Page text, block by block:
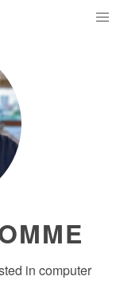
in computer